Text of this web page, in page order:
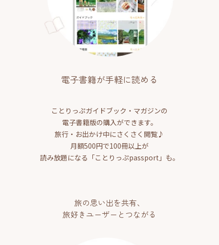
電子書籍が手軽に読める
ことりっぷガイドブック・マガジンの
電子書籍版の購入ができます。
旅行・お出かけ中にさくさく閲覧♪
月額500円で100冊以上が
読み放題になる「ことりっぷpassport」も。
旅の思い出を共有、
旅好きユーザーとつながる